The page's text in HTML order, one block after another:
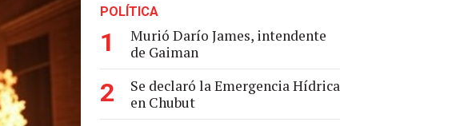
POLÍTICA
1
Murió Darío James, intendente
de Gaiman
2
Se declaró la Emergencia Hídrica
en Chubut